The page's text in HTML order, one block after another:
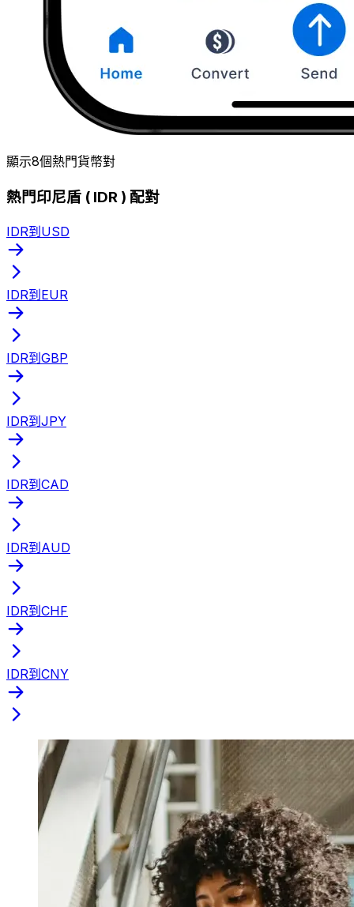
顯示8個熱門貨幣對
熱門印尼盾 ( IDR ) 配對
IDR到USD
IDR到EUR
IDR到GBP
IDR到JPY
IDR到CAD
IDR到AUD
IDR到CHF
IDR到CNY